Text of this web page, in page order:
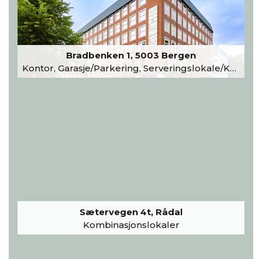
Bradbenken 1, 5003 Bergen
Kontor, Garasje/Parkering, Serveringslokale/Kantine, Undervisning/Arrangement
Sætervegen 4t, Rådal
Kombinasjonslokaler